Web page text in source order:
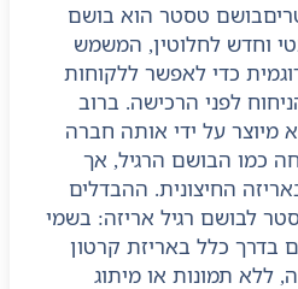
בושם טסטר הוא בושם
וחדש לחלוטין, המשמש
כדי לאפשר ללקוחות
לפני הרכישה. ברוב
מיוצר על ידי אותה חברה
כמו הבושם הרגיל, אך
החיצונית. ההבדלים
לבושם רגיל אריזה: בשמי
בדרך כלל באריזת קרטון
ללא תמונות או מיתוג